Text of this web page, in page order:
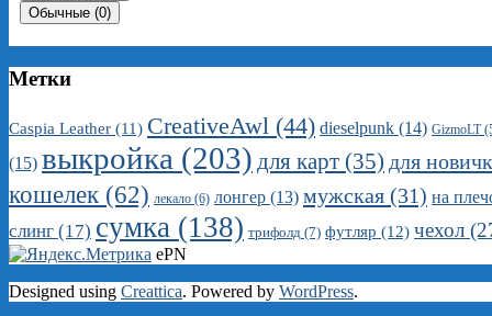
Обычные (0)
Метки
Caspia Leather (11) CreativeAwl (44) dieselpunk (14) GizmoLT
(15) выкройка (203) для карт (35) для
кошелек (62) лекало (6) лонгер (13) мужская (31) на
слинг (17) сумка (138) трифолд (7) футляр (12) чехол
ePN
Designed using Creattica. Powered by WordPress.